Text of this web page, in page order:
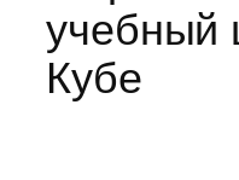
учебный
Кубе